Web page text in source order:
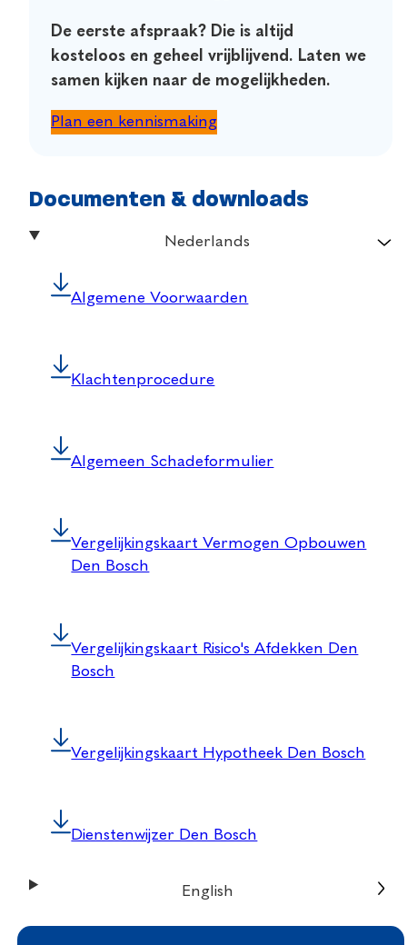
De eerste afspraak? Die is altijd
kosteloos en geheel vrijblijvend. Laten we
samen kijken naar de mogelijkheden.
Plan een kennismaking
Documenten & downloads
Nederlands
Algemene Voorwaarden
Klachtenprocedure
Algemeen Schadeformulier
Vergelijkingskaart Vermogen Opbouwen
Den Bosch
Vergelijkingskaart Risico's Afdekken Den
Bosch
Vergelijkingskaart Hypotheek Den Bosch
Dienstenwijzer Den Bosch
English